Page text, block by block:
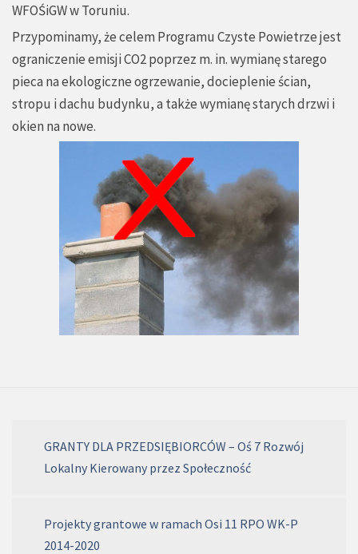
WFOŚiGW w Toruniu.
Przypominamy, że celem Programu Czyste Powietrze jest
ograniczenie emisji CO2 poprzez m. in. wymianę starego
pieca na ekologiczne ogrzewanie, docieplenie ścian,
stropu i dachu budynku, a także wymianę starych drzwi i
okien na nowe.
GRANTY DLA PRZEDSIĘBIORCÓW – Oś 7 Rozwój
Lokalny Kierowany przez Społeczność
Projekty grantowe w ramach Osi 11 RPO WK-P
2014-2020